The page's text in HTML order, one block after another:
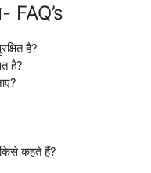
FAQ’s
है?
है?
कहते हैं?